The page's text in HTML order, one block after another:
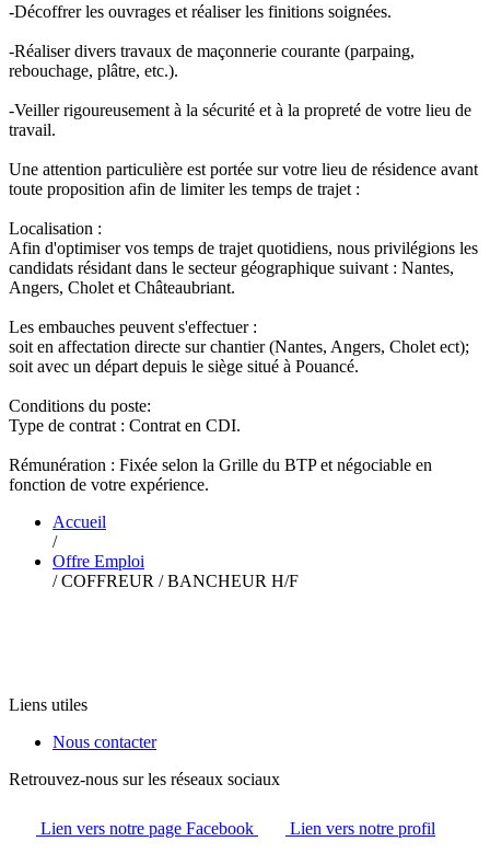
-Décoffrer les ouvrages et réaliser les finitions soignées.
-Réaliser divers travaux de maçonnerie courante (parpaing,
rebouchage, plâtre, etc.).
-Veiller rigoureusement à la sécurité et à la propreté de votre lieu de
travail.
Une attention particulière est portée sur votre lieu de résidence avant
toute proposition afin de limiter les temps de trajet :
Localisation :
Afin d'optimiser vos temps de trajet quotidiens, nous privilégions les
candidats résidant dans le secteur géographique suivant : Nantes,
Angers, Cholet et Châteaubriant.
Les embauches peuvent s'effectuer :
soit en affectation directe sur chantier (Nantes, Angers, Cholet ect);
soit avec un départ depuis le siège situé à Pouancé.
Conditions du poste:
Type de contrat : Contrat en CDI.
Rémunération : Fixée selon la Grille du BTP et négociable en
fonction de votre expérience.
Accueil
/
Offre Emploi
/ COFFREUR / BANCHEUR H/F
Liens utiles
Nous contacter
Retrouvez-nous sur les réseaux sociaux
Lien vers notre page Facebook
Lien vers notre profil